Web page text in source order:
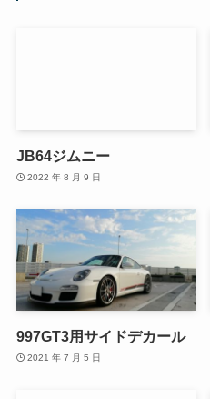
JB64ジムニー
2022 年 8 月 9 日
997GT3用サイドデカール
2021 年 7 月 5 日